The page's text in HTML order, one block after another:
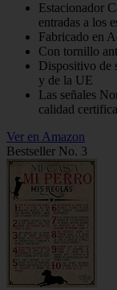
Estacionador
entradas a los
Fabricado en
Con tornillo
Dispositivo de
y de la UE
Las señales
calidad
Ver en Amazon
Bestseller No. 3